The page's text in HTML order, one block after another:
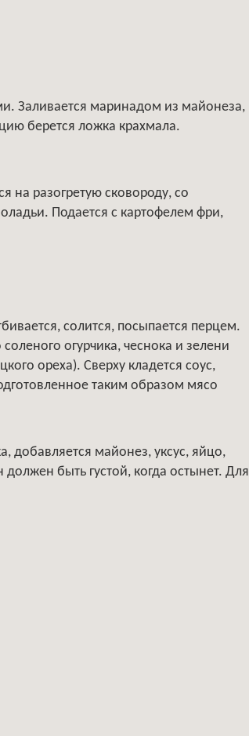
Заливается маринадом из майонеза,
берется ложка крахмала.
на разогретую сковороду, со
Подается с картофелем фри,
солится, посыпается перцем.
огурчика, чеснока и зелени
ореха). Сверху кладется соус,
таким образом мясо
добавляется майонез, уксус, яйцо,
быть густой, когда остынет. Для